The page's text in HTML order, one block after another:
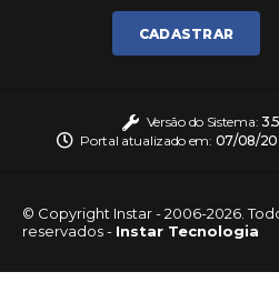
CADASTRAR
Versão do Sistema:
Portal atualizado em: 07/08/
© Copyright Instar - 2006-2026.
reservados - Instar Tecnologia